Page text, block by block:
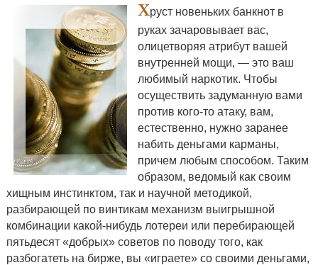
Хруст новеньких банкнот в
руках зачаровывает вас,
олицетворяя атрибут вашей
внутренней мощи, — это ваш
любимый наркотик. Чтобы
осуществить задуманную вами
против кого-то атаку, вам,
естественно, нужно заранее
набить деньгами карманы,
причем любым способом. Таким
образом, ведомый как своим
хищным инстинктом, так и научной методикой,
разбирающей по винтикам механизм выигрышной
комбинации какой-нибудь лотереи или перебирающей
пятьдесят «добрых» советов по поводу того, как
разбогатеть на бирже, вы «играете» со своими деньгами,